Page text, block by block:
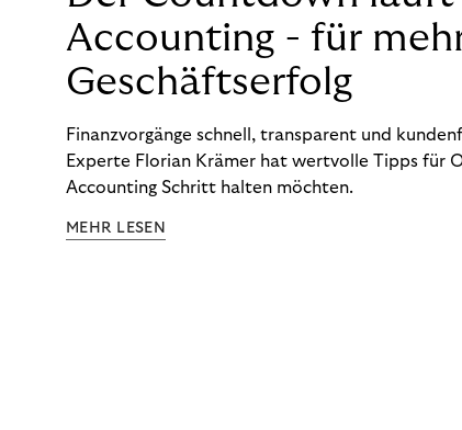
Accounting - für
Geschäftserfolg
Finanzvorgänge schnell, transparent und
Experte Florian Krämer hat wertvolle Tipps für
Accounting Schritt halten möchten.
MEHR LESEN